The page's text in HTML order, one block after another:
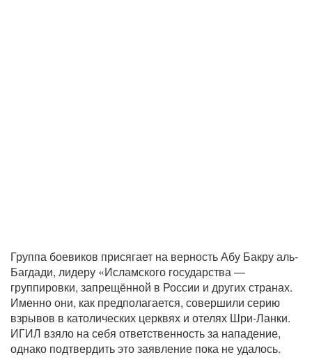
Группа боевиков присягает на верность Абу Бакру аль-
Багдади, лидеру «Исламского государства —
группировки, запрещённой в России и других странах.
Именно они, как предполагается, совершили серию
взрывов в католических церквях и отелях Шри-Ланки.
ИГИЛ взяло на себя ответственность за нападение,
однако подтвердить это заявление пока не удалось.